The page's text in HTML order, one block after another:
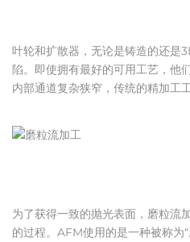
叶轮和扩散器，无论是铸造的还是
陷。即使拥有最好的可用工艺，他
内部通道复杂狭窄，传统的精加工
为了获得一致的抛光表面，磨粒流
的过程。AFM使用的是一种被称为